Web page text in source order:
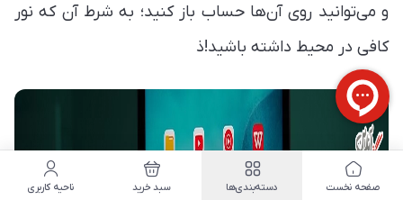
و می‌توانید روی آن‌ها حساب باز کنید؛ به شرط آن که نور
کافی در محیط داشته باشید!ذ
صفحه نخست دسته‌بندی‌ها سبد خرید ناحیه کاربری